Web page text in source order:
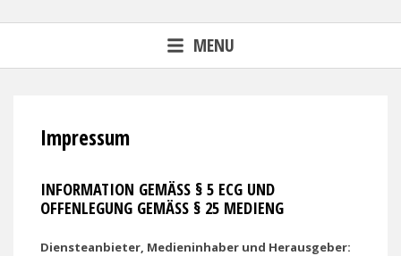
MENU
Impressum
INFORMATION GEMÄSS § 5 ECG UND O
FFENLEGUNG GEMÄSS § 25 MEDIENG
Diensteanbieter, Medieninhaber und Herausgeber: